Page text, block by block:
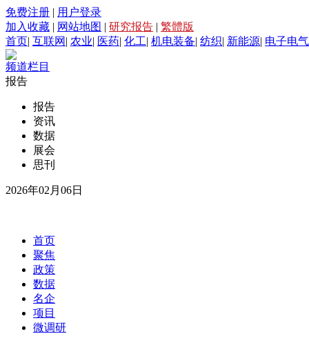
免费注册 | 用户登录
加入收藏 | 网站地图 | 研究报告 | 繁體版
首页| 互联网 | 农业| 医药| 化工| 机电装备| 纺织| 新能源| 电子电气
频道栏目
报告
报告
资讯
数据
展会
思刊
2026年02月06日
首页
聚焦
政策
数据
名企
项目
微调研